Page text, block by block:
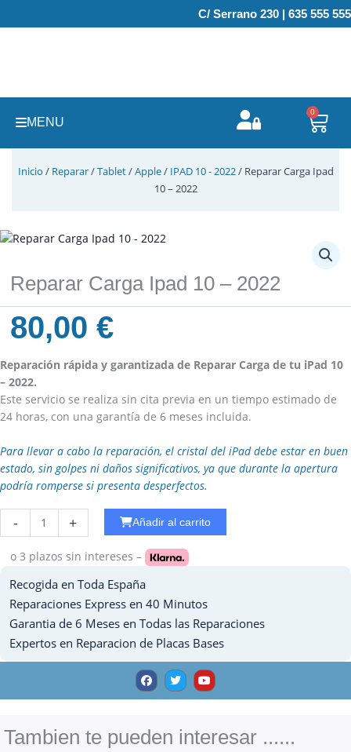
al
C/ Serrano 230 | 635 555 555
MENU
0
Inicio / Reparar/Tablet/Apple/ IPAD 10 - 2022/ Reparar Carga Ipad
10 – 2022
Reparar Carga Ipad 10 – 2022
80,00€
Reparación rápida y garantizada de Reparar Carga de tu iPad 10
– 2022.
Este servicio se realiza sin cita previa en un tiempo estimado de
24 horas, con una garantía de 6 meses incluida.
Para llevar a cabo la reparación, el cristal del iPad debe estar en buen
estado, sin golpes ni daños significativos, ya que durante la apertura
podría romperse si presenta desperfectos.
-
Auricular
Ipad
cantidad
+ Añadir al carrito
o 3 plazos sin intereses –
Recogida en Toda España
Reparaciones Express en 40 Minutos
Garantia de 6 Meses en Todas las Reparaciones
Expertos en Reparacion de Placas Bases
F
a
c
e
o
k
T
w
i
t
Y
o
u
t
e
Tambien te pueden interesar ......